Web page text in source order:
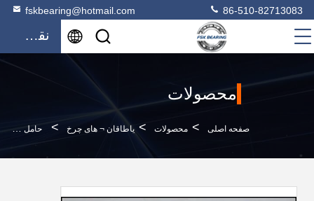
fskbearing@hotmail.com 86-510-82713083
نقل قول
محصولات
صفحه اصلی > محصولات > یاطاقان ¬ های چرخ > حامل باز کردن کلاچ BRG210 با کیفیت بالا برای هیوندای